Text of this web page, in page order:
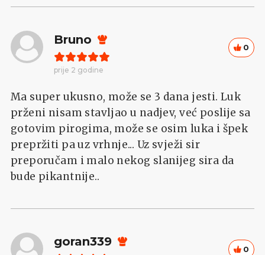
Bruno
prije 2 godine
0
Ma super ukusno, može se 3 dana jesti. Luk
prženi nisam stavljao u nadjev, već poslije sa
gotovim pirogima, može se osim luka i špek
prepržiti pa uz vrhnje... Uz svježi sir
preporučam i malo nekog slanijeg sira da
bude pikantnije..
goran339
0